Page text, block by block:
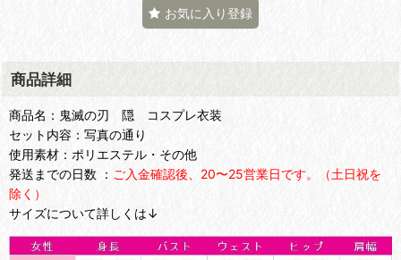
お気に入り登録
商品詳細
商品名：鬼滅の刃 隠 コスプレ衣装
セット内容：写真の通り
使用素材：ポリエステル・その他
発送までの日数 ： ご入金確認後、20〜25営業日です。（土日祝を
除く）
サイズについて詳しくは↓